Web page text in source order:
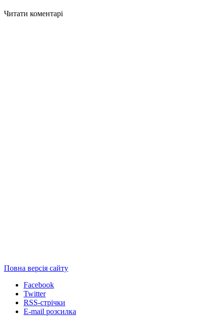
Читати коментарі
Повна версія сайту
Facebook
Twitter
RSS-стрічки
E-mail розсилка